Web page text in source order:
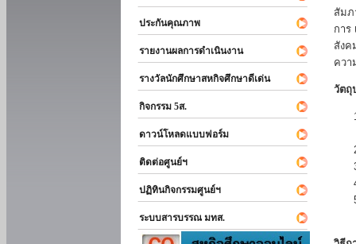
ประกันคุณภาพ
รายงานผลการดำเนินงาน
รางวัลนักศึกษาสหกิจศึกษาดีเด่น
กิจกรรม 5ส.
ดาวน์โหลดแบบฟอร์ม
ติดต่อศูนย์ฯ
ปฏิทินกิจกรรมศูนย์ฯ
ระบบสารบรรณ มทส.
สัมภ
การ
สังค
ควา
วัตถุ